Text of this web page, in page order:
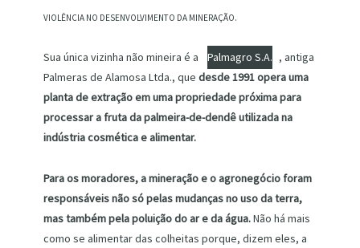
VIOLÊNCIA NO DESENVOLVIMENTO DA MINERAÇÃO.
Sua única vizinha não mineira é a Palmagro S.A. , antiga
Palmeras de Alamosa Ltda., que desde 1991 opera uma
planta de extração em uma propriedade próxima para
processar a fruta da palmeira-de-dendê utilizada na
indústria cosmética e alimentar.
Para os moradores, a mineração e o agronegócio foram
responsáveis não só pelas mudanças no uso da terra,
mas também pela poluição do ar e da água.Não há mais
como se alimentar das colheitas porque, dizem eles, a